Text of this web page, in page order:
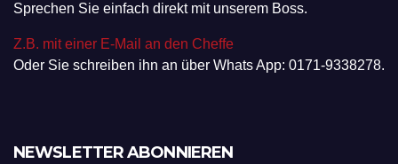
Sprechen Sie einfach direkt mit unserem Boss.
Z.B. mit einer E-Mail an den Cheffe
Oder Sie schreiben ihn an über Whats App: 0171-9338278.
NEWSLETTER ABONNIEREN